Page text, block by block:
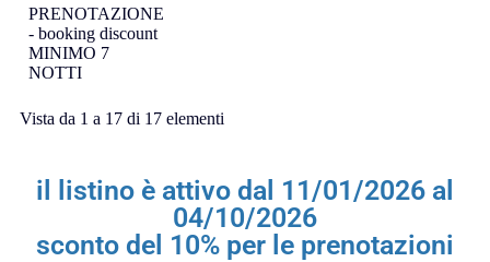
PRENOTAZIONE
- booking discount
MINIMO 7
NOTTI
Vista da 1 a 17 di 17 elementi
il listino è attivo dal 11/01/2026 al
04/10/2026
sconto del 10% per le prenotazioni